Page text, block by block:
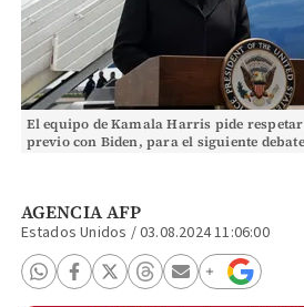
El equipo de Kamala Harris pide
previo con Biden, para el siguiente
AGENCIA AFP
Estados Unidos /03.08.2024 11:06:00